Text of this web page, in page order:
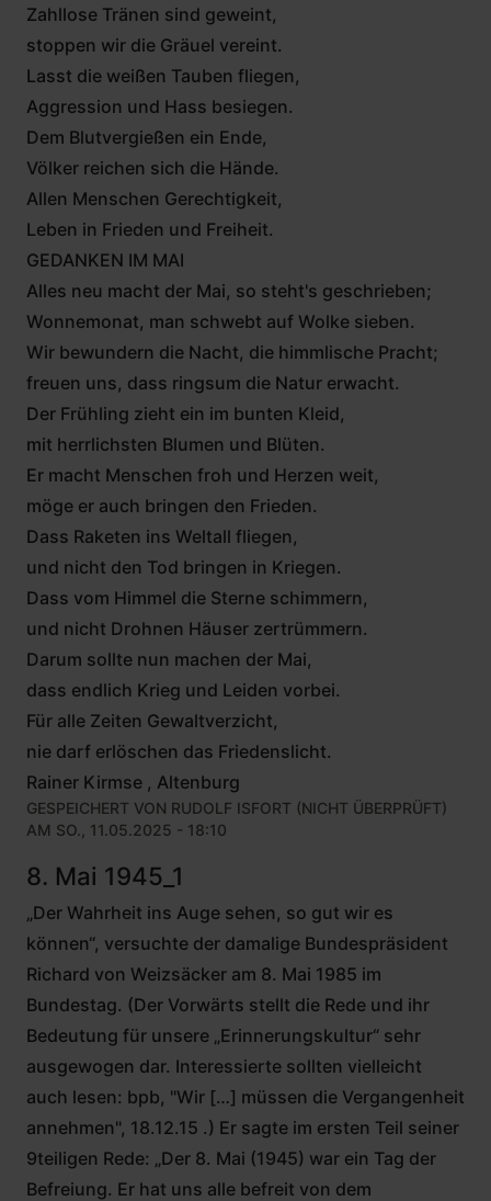
Zahllose Tränen sind geweint,
stoppen wir die Gräuel vereint.
Lasst die weißen Tauben fliegen,
Aggression und Hass besiegen.
Dem Blutvergießen ein Ende,
Völker reichen sich die Hände.
Allen Menschen Gerechtigkeit,
Leben in Frieden und Freiheit.
GEDANKEN IM MAI
Alles neu macht der Mai, so steht's geschrieben;
Wonnemonat, man schwebt auf Wolke sieben.
Wir bewundern die Nacht, die himmlische Pracht;
freuen uns, dass ringsum die Natur erwacht.
Der Frühling zieht ein im bunten Kleid,
mit herrlichsten Blumen und Blüten.
Er macht Menschen froh und Herzen weit,
möge er auch bringen den Frieden.
Dass Raketen ins Weltall fliegen,
und nicht den Tod bringen in Kriegen.
Dass vom Himmel die Sterne schimmern,
und nicht Drohnen Häuser zertrümmern.
Darum sollte nun machen der Mai,
dass endlich Krieg und Leiden vorbei.
Für alle Zeiten Gewaltverzicht,
nie darf erlöschen das Friedenslicht.
Rainer Kirmse , Altenburg
GESPEICHERT VON RUDOLF ISFORT (NICHT ÜBERPRÜFT)
AM SO., 11.05.2025 - 18:10
8. Mai 1945_1
„Der Wahrheit ins Auge sehen, so gut wir es
können“, versuchte der damalige Bundespräsident
Richard von Weizsäcker am 8. Mai 1985 im
Bundestag. (Der Vorwärts stellt die Rede und ihr
Bedeutung für unsere „Erinnerungskultur“ sehr
ausgewogen dar. Interessierte sollten vielleicht
auch lesen: bpb, "Wir […] müssen die Vergangenheit
annehmen", 18.12.15 .) Er sagte im ersten Teil seiner
9teiligen Rede: „Der 8. Mai (1945) war ein Tag der
Befreiung. Er hat uns alle befreit von dem